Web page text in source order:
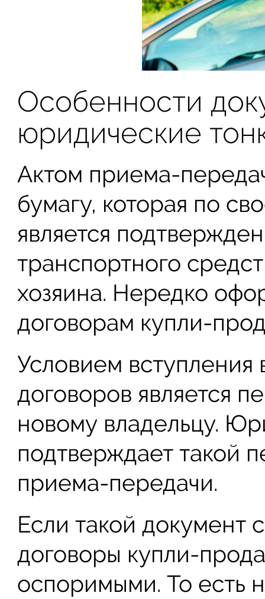
Особенности
юридические
Актом приема-
бумагу, которая по
является
транспортного
хозяина. Нередко
договорам купли-
Условием вступления
договоров является
новому владельцу.
подтверждает такой
приема-передачи.
Если такой документ
договоры купли-
оспоримыми. То есть